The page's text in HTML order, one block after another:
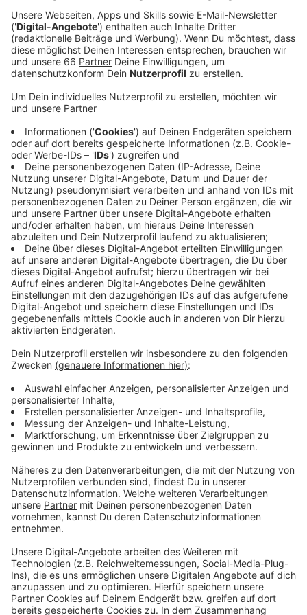
Zwei Männer, die in den vergangenen Jahren sehr viel
auf sich aufmerksam gemacht haben, sind für eine
gemeinsame Single aufeinandergetroffen: Alvaro
Soler, in Deutschland seit Jahren Dauer-
Chartsbewohner, und Ray Dalton, der mit "In My
Bones" im vergangenen Jahr einen Mega-Hit gelandet
hat. In "Manila" singen die beiden über "die coole
Leichtigkeit. Es ist natürlich Pop, aber es hat
bestimmte Soul-Vibes von Ray und mit meinem
Spanisch als Mix denkt man sich erst, dass es komisch
ist", sagt Alvaro Soler im Interview. Aber - und das ist,
worum es geht - "am Ende passt alles, wenn man sich
Musik und Video anschaut". Wer sich ein Bild davon
machen möchte, kann sich den Song hier anhören und
anschauen.
Anzeige
Wir benötigen Ihre
Zustimmung, um den YouTube
Video-Service zu laden!
Wir verwenden einen Service eines
Drittanbieters, um Videoinhalte
einzubetten. Dieser Service kann
sammeln. Bitte lesen Sie die
Details durch und stimmen Sie der
Nutzung des Service zu, um dieses
Mehr Informationen
Akzeptieren
Ray Dalton und Alvaro Soler machen bei der Single
"Manila" gemeinsame Sache. Der Pop-Song landet bei
uns in der Rubrik "Neu im besten Mix".